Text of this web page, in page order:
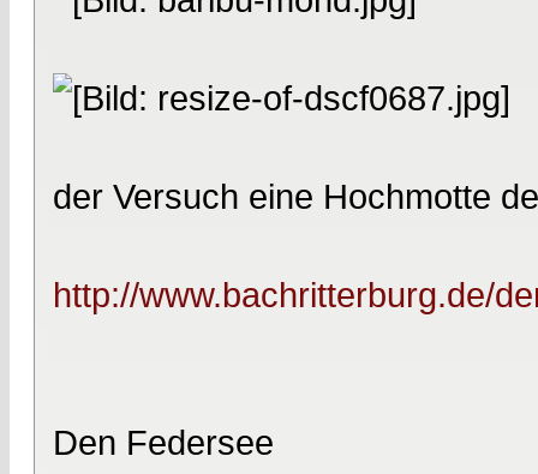
der Versuch eine Hochmotte
http://www.bachritterburg.de/
Den Federsee